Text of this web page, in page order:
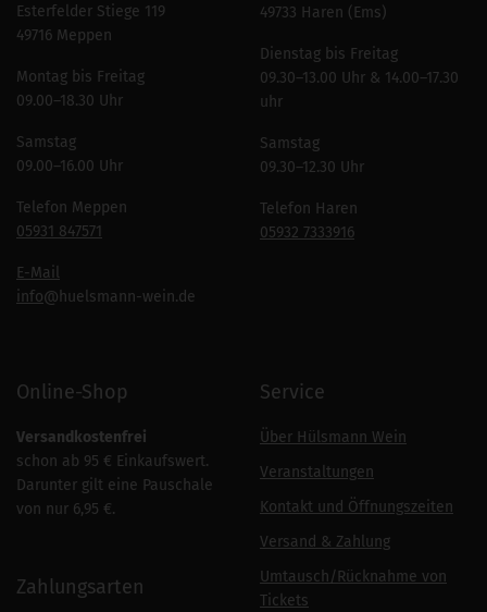
Esterfelder Stiege 119
49716 Meppen
Montag bis Freitag
09.00–18.30 Uhr
Samstag
09.00–16.00 Uhr
Telefon Meppen
05931 847571
E-Mail
info@huelsmann-wein.de
49733 Haren (Ems)
Dienstag bis Freitag
09.30–13.00 Uhr & 14.00–17.30
uhr
Samstag
09.30–12.30 Uhr
Telefon Haren
05932 7333916
Online-Shop
Versandkostenfrei
schon ab 95 € Einkaufswert.
Darunter gilt eine Pauschale
von nur 6,95 €.
Zahlungsarten
Service
Über Hülsmann Wein
Veranstaltungen
Kontakt und Öffnungszeiten
Versand & Zahlung
Umtausch/Rücknahme von
Tickets